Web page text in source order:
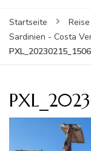
Startseite
Reise
Sardinien - Costa